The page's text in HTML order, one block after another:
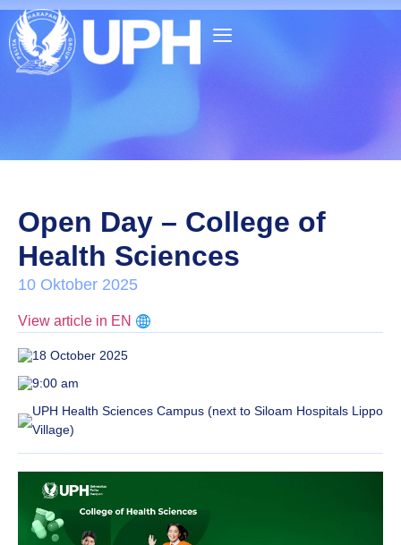
Open Day – College of
Health Sciences
10 Oktober 2025
View article in EN
18 October 2025
9:00 am
UPH Health Sciences Campus (next to Siloam Hospitals Lippo
Village)